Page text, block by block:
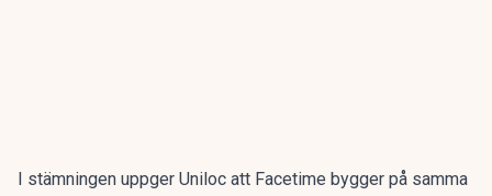
I stämningen uppger Uniloc att Facetime bygger på samma